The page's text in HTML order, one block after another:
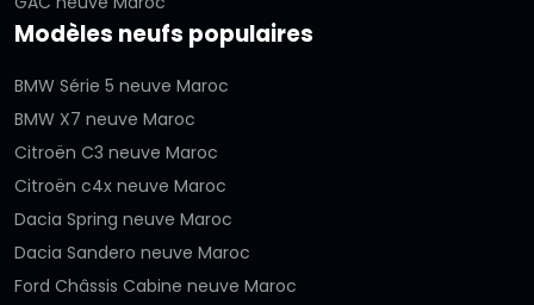
Modèles neufs populaires
BMW Série 5 neuve Maroc
BMW X7 neuve Maroc
Citroën C3 neuve Maroc
Citroën c4x neuve Maroc
Dacia Spring neuve Maroc
Dacia Sandero neuve Maroc
Ford Châssis Cabine neuve Maroc